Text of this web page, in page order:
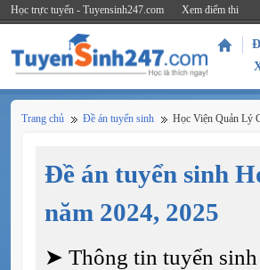
Học trực tuyến - Tuyensinh247.com Xem điểm thi
Trang chủ Đề án tuyển sinh Học Viện Quản Lý
Đề án tuyển sinh
năm 2024, 2025
➤ Thông tin tuyển